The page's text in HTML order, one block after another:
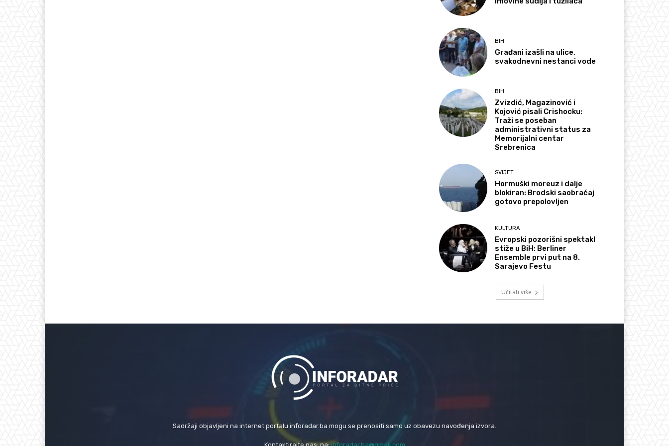
BIH
Građani izašli na ulice,
svakodnevni nestanci vode
BIH
Zvizdić, Magazinović i
Kojović pisali Crishocku:
Traži se poseban
administrativni status za
Memorijalni centar
Srebrenica
SVIJET
Hormuški moreuz i dalje
blokiran: Brodski saobraćaj
gotovo prepolovljen
KULTURA
Evropski pozorišni spektakl
stiže u BiH: Berliner
Ensemble prvi put na 8.
Sarajevo Festu
Učitati više
Sadržaji objavljeni na internet portalu inforadar.ba mogu se prenositi samo uz obavezu navođenja izvora.